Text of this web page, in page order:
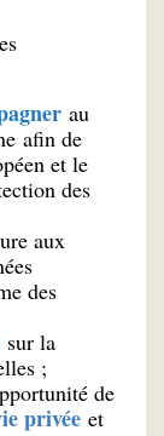
au
afin de
et le
des
aux
des
sur la
;
de
privée et